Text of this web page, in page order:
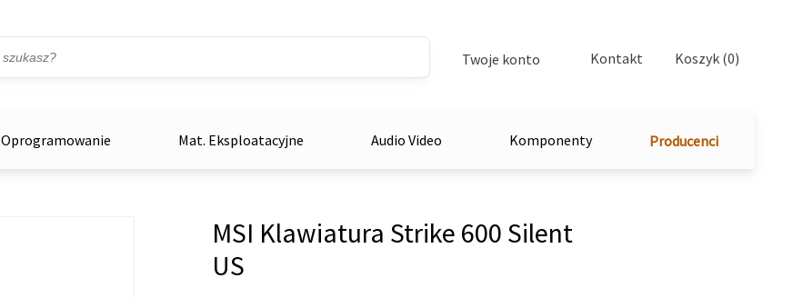
Twoje konto Kontakt Koszyk (0)
Oprogramowanie Mat. Eksploatacyjne Audio Video Komponenty Producenci
MSI Klawiatura Strike 600 Silent
US